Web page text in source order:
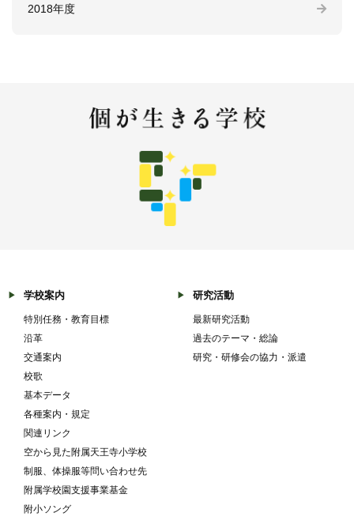
2018年度
学校案内
特別任務・教育目標
沿革
交通案内
校歌
基本データ
各種案内・規定
関連リンク
空から見た附属天王寺小学校
制服、体操服等問い合わせ先
附属学校園支援事業基金
附小ソング
研究活動
最新研究活動
過去のテーマ・総論
研究・研修会の協力・派遣